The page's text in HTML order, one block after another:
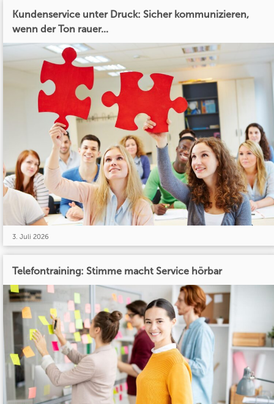
Kundenservice unter Druck: Sicher kommunizieren,
wenn der Ton rauer...
3. Juli 2026
Telefontraining: Stimme macht Service hörbar